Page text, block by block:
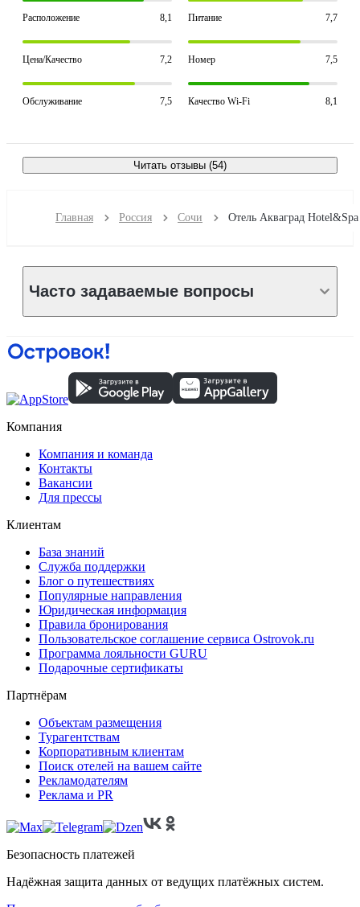
Расположение 8,1 Питание 7,7
Цена/Качество 7,2 Номер 7,5
Обслуживание 7,5 Качество Wi-Fi 8,1
Читать отзывы (54)
Главная Россия Сочи Отель Акваград Hotel&Spa
Часто задаваемые вопросы
Компания
Компания и команда
Контакты
Вакансии
Для прессы
Клиентам
База знаний
Служба поддержки
Блог о путешествиях
Популярные направления
Юридическая информация
Правила бронирования
Пользовательское соглашение сервиса Ostrovok.ru
Программа лояльности GURU
Подарочные сертификаты
Партнёрам
Объектам размещения
Турагентствам
Корпоративным клиентам
Поиск отелей на вашем сайте
Рекламодателям
Реклама и PR
Безопасность платежей
Надёжная защита данных от ведущих платёжных систем.